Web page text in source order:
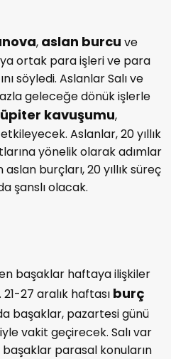
, aslan burcu ve
ortak para işleri ve para
söyledi. Aslanlar Salı ve
geleceğe dönük işlerle
kavuşumu,
Aslanlar, 20 yıllık
yönelik olarak adımlar
burçları, 20 yıllık süreç
şanslı olacak.
başaklar haftaya ilişkiler
27 aralık haftası burç
başaklar, pazartesi günü
vakit geçirecek. Salı var
parasal konuların